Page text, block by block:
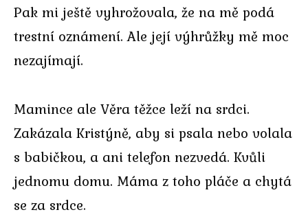
Pak mi ještě vyhrožovala, že na mě podá
trestní oznámení. Ale její výhrůžky mě moc
nezajímají.
Mamince ale Věra těžce leží na srdci.
Zakázala Kristýně, aby si psala nebo volala
s babičkou, a ani telefon nezvedá. Kvůli
jednomu domu. Máma z toho pláče a chytá
se za srdce.